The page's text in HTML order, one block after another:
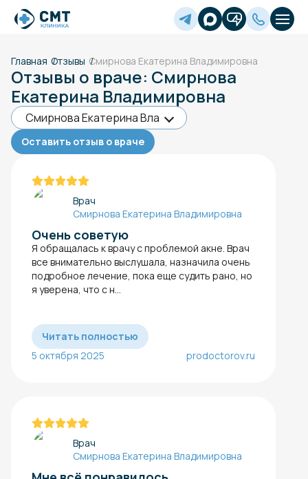
Главная Отзывы Смирнова Екатерина Владимировна
Отзывы о враче: Смирнова
Екатерина Владимировна
Оставить отзыв о враче
Врач
Смирнова Екатерина Владимировна
Очень советую
Я обращалась к врачу с проблемой акне​. Врач
все внимательно выслушала, назначила очень
подробное лечение, пока еще судить рано, но
я уверена, что с н...
Читать полностью
5 октября 2025
prodoctorov.ru
Врач
Смирнова Екатерина Владимировна